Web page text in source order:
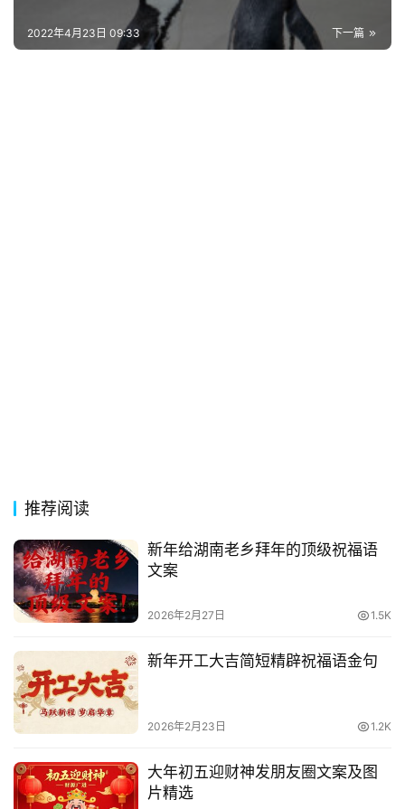
网
下一篇
2022年4月23日 09:33
推荐阅读
新年给湖南老乡拜年的顶级祝福语
文案
2026年2月27日 1.5K
新年开工大吉简短精辟祝福语金句
2026年2月23日 1.2K
大年初五迎财神发朋友圈文案及图
片精选